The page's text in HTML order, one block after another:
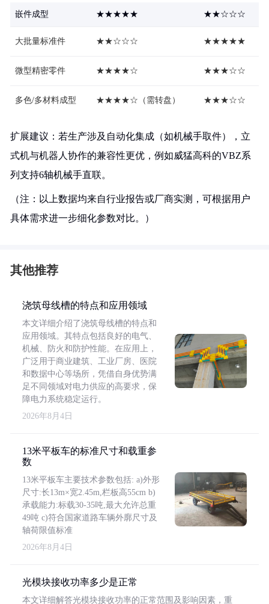
嵌件成型 ★★★★★ ★★☆☆☆
大批量标准件 ★★☆☆☆ ★★★★★
微型精密零件 ★★★★☆ ★★★☆☆
多色/多材料成型 ★★★★☆（需转盘） ★★★☆☆
扩展建议：若生产涉及自动化集成（如机械手取件），立
式机与机器人协作的兼容性更优，例如威猛高科的VBZ系
列支持6轴机械手直联。
（注：以上数据均来自行业报告或厂商实测，可根据用户
具体需求进一步细化参数对比。）
其他推荐
浇筑母线槽的特点和应用领域
本文详细介绍了浇筑母线槽的特点和
应用领域。其特点包括良好的电气、
机械、防火和防护性能。在应用上，
广泛用于商业建筑、工业厂房、医院
和数据中心等场所，凭借自身优势满
足不同领域对电力供应的高要求，保
障电力系统稳定运行。
2026年8月4日
13米平板车的标准尺寸和载重参
数
13米平板车主要技术参数包括: a)外形
尺寸:长13m×宽2.45m,栏板高55cm b)
承载能力:标载30-35吨,最大允许总重
49吨 c)符合国家道路车辆外廓尺寸及
轴荷限值标准
2026年8月4日
光模块接收功率多少是正常
本文详细解答光模块接收功率的正常范围及影响因素，重